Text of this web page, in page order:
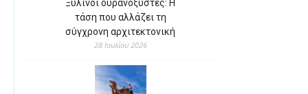
Ξύλινοι ουρανοξύστες: Η
τάση που αλλάζει τη
σύγχρονη αρχιτεκτονική
28 Ιουλίου 2026